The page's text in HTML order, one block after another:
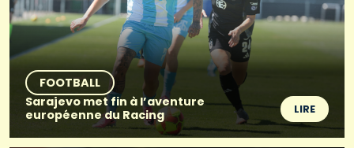
FOOTBALL
Sarajevo met fin à l’aventure
européenne du Racing
LIRE